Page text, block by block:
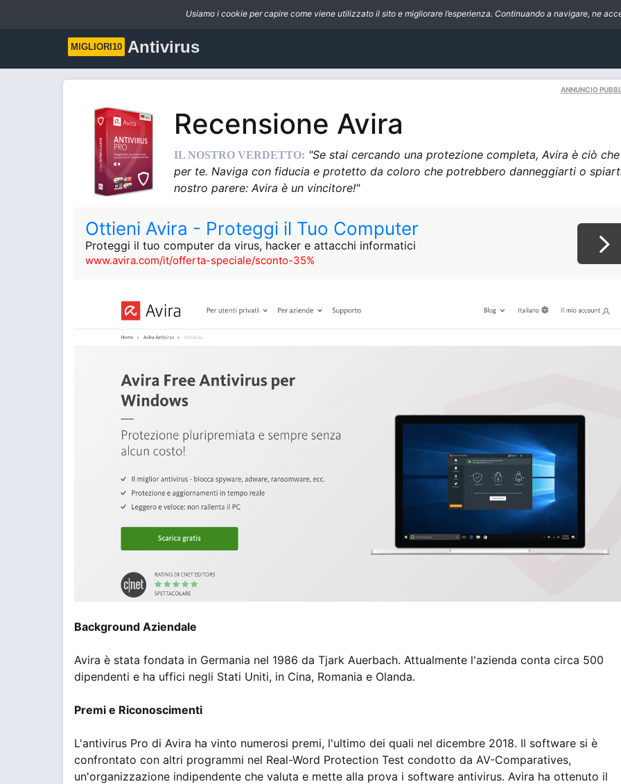
Usiamo i cookie per capire come viene utilizzato il sito e migliorare l’esperienza. Continuando a navigare, ne
MIGLIORI10 Antivirus
ANNUNCIO
Recensione Avira
IL NOSTRO VERDETTO: "Se stai cercando una protezione completa, Avira è ciò
per te. Naviga con fiducia e protetto da coloro che potrebbero danneggiarti o
nostro parere: Avira è un vincitore!"
Ottieni Avira - Proteggi il Tuo Computer
Proteggi il tuo computer da virus, hacker e attacchi informatici
www.avira.com/it/offerta-speciale/sconto-35%
Background Aziendale
Avira è stata fondata in Germania nel 1986 da Tjark Auerbach. Attualmente l'azienda conta circa 500
dipendenti e ha uffici negli Stati Uniti, in Cina, Romania e Olanda.
Premi e Riconoscimenti
L'antivirus Pro di Avira ha vinto numerosi premi, l'ultimo dei quali nel dicembre 2018. Il software si è
confrontato con altri programmi nel Real-Word Protection Test condotto da AV-Comparatives,
un'organizzazione indipendente che valuta e mette alla prova i software antivirus. Avira ha ottenuto il